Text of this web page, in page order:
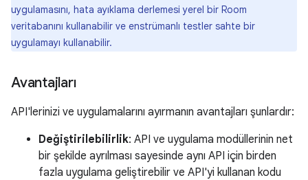
uygulamasını, hata ayıklama derlemesi yerel bir Room
veritabanını kullanabilir ve enstrümanlı testler sahte bir
uygulamayı kullanabilir.
Avantajları
API'lerinizi ve uygulamalarını ayırmanın avantajları şunlardır:
Değiştirilebilirlik: API ve uygulama modüllerinin net
bir şekilde ayrılması sayesinde aynı API için birden
fazla uygulama geliştirebilir ve API'yi kullanan kodu